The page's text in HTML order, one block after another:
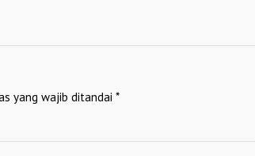
yang wajib ditandai *